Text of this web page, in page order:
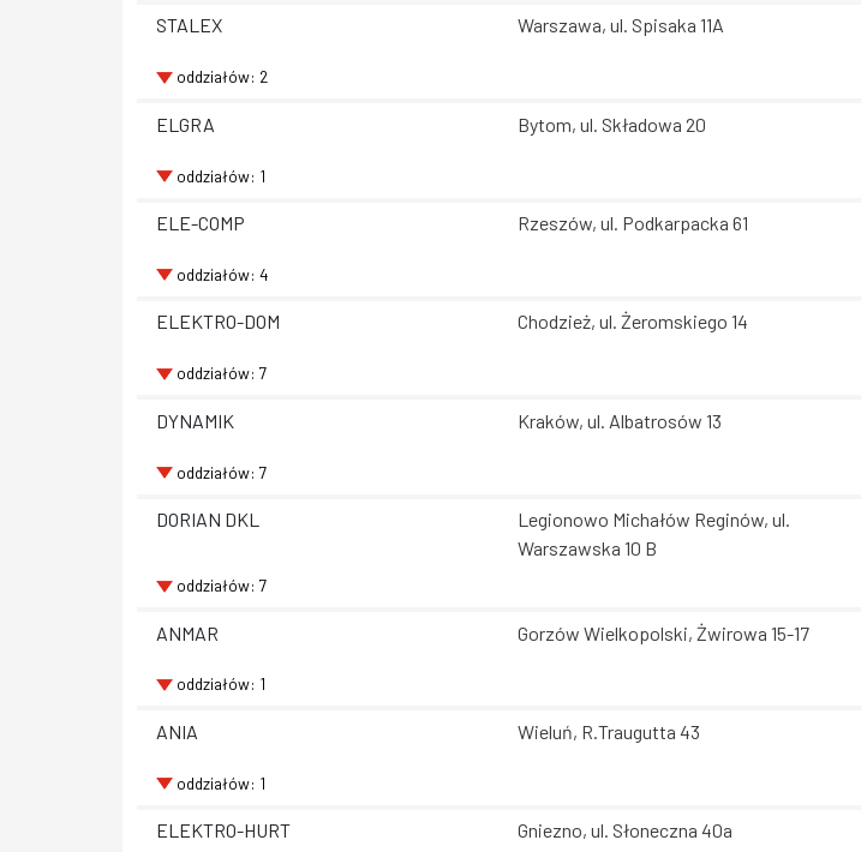
STALEX Warszawa, ul. Spisaka 11A
oddziałów: 2
ELGRA Bytom, ul. Składowa 20
oddziałów: 1
ELE-COMP Rzeszów, ul. Podkarpacka 61
oddziałów: 4
ELEKTRO-DOM Chodzież, ul. Żeromskiego 14
oddziałów: 7
DYNAMIK Kraków, ul. Albatrosów 13
oddziałów: 7
DORIAN DKL
Legionowo Michałów Reginów, ul.
Warszawska 10 B
oddziałów: 7
ANMAR Gorzów Wielkopolski, Żwirowa 15-17
oddziałów: 1
ANIA Wieluń, R.Traugutta 43
oddziałów: 1
ELEKTRO-HURT Gniezno, ul. Słoneczna 40a